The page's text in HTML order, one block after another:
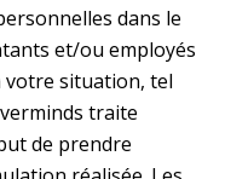
dans le
et/ou employés
votre situation, tel
traite
de prendre